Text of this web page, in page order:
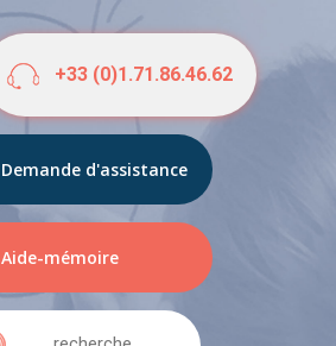
+33 (0)1.71.86.46.62
Demande d'assistance
Aide-mémoire